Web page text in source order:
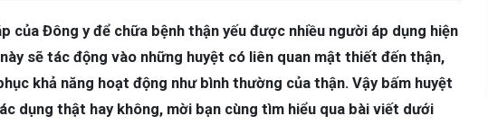
của Đông y để chữa bệnh thận yếu được nhiều người áp dụng hiện
sẽ tác động vào những huyệt có liên quan mật thiết đến thận,
khả năng hoạt động như bình thường của thận. Vậy bấm huyệt
dụng thật hay không, mời bạn cùng tìm hiểu qua bài viết dưới